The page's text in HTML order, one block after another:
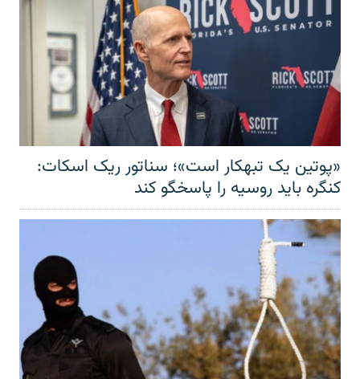
«پوتین یک تبهکار است»؛ سناتور ریک اسکات:
کنگره باید روسیه را پاسخگو کند